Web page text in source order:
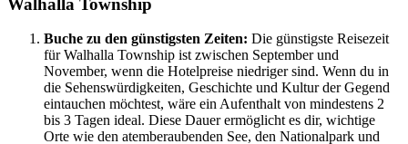
Buche zu den günstigsten Zeiten: Die günstigste Reisezeit
für Walhalla Township ist zwischen September und
November, wenn die Hotelpreise niedriger sind. Wenn du in
die Sehenswürdigkeiten, Geschichte und Kultur der Gegend
eintauchen möchtest, wäre ein Aufenthalt von mindestens 2
bis 3 Tagen ideal. Diese Dauer ermöglicht es dir, wichtige
Orte wie den atemberaubenden See, den Nationalpark und